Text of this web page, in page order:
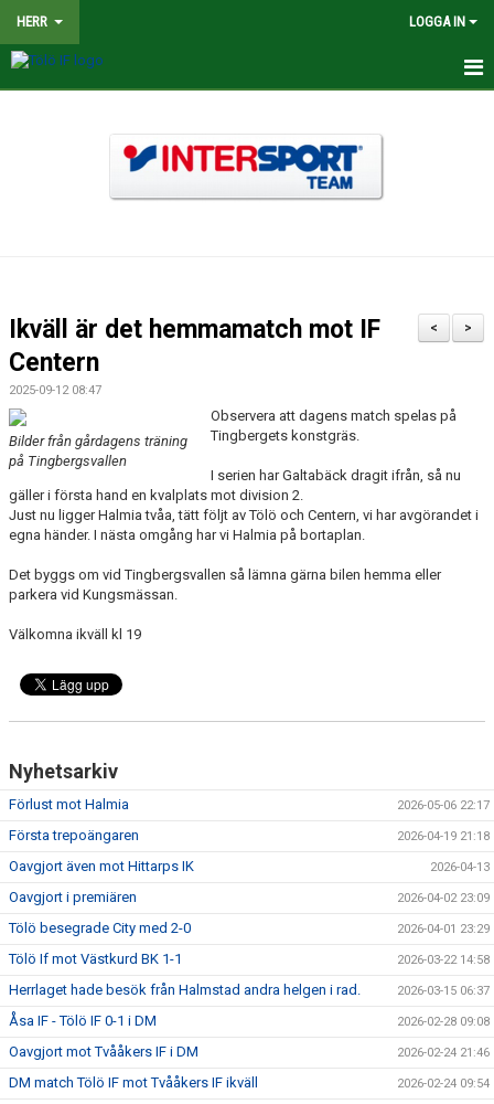
HERR LOGGA IN
BILDGALLERI
DOKUMENT
KONTAKT
>
<
Ikväll är det hemmamatch mot IF
Centern
2025-09-12 08:47
Bilder från gårdagens träning
på Tingbergsvallen
Observera att dagens match spelas på
Tingbergets konstgräs.
I serien har Galtabäck dragit ifrån, så nu
gäller i första hand en kvalplats mot division 2.
Just nu ligger Halmia tvåa, tätt följt av Tölö och Centern, vi har avgörandet i
egna händer. I nästa omgång har vi Halmia på bortaplan.
Det byggs om vid Tingbergsvallen så lämna gärna bilen hemma eller
parkera vid Kungsmässan.
Välkomna ikväll kl 19
Nyhetsarkiv
Förlust mot Halmia 2026-05-06 22:17
Första trepoängaren 2026-04-19 21:18
Oavgjort även mot Hittarps IK 2026-04-13
Oavgjort i premiären 2026-04-02 23:09
Tölö besegrade City med 2-0 2026-04-01 23:29
Tölö If mot Västkurd BK 1-1 2026-03-22 14:58
Herrlaget hade besök från Halmstad andra helgen i rad. 2026-03-15 06:37
Åsa IF - Tölö IF 0-1 i DM 2026-02-28 09:08
Oavgjort mot Tvååkers IF i DM 2026-02-24 21:46
DM match Tölö IF mot Tvååkers IF ikväll 2026-02-24 09:54